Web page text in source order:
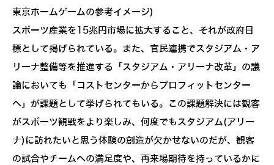
東京ホームゲームの参考イメージ)
スポーツ産業を15兆円市場に拡大すること、それが政府目
標として掲げられている。また、官民連携でスタジアム・ア
リーナ整備等を推進する「スタジアム・アリーナ改革」の議
論においても「コストセンターからプロフィットセンター
へ」が課題として挙げられてもいる。この課題解決には観客
がスポーツ観戦をより楽しみ、何度でもスタジアム(アリー
ナ)に訪れたいと思う体験の創造が欠かせないのだが、観客
の試合やチームへの満足度や、再来場期待を持っているかに